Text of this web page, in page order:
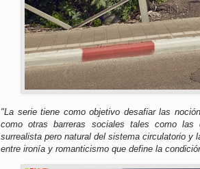
"La serie tiene como objetivo desafiar las
como otras barreras sociales tales como
surrealista pero natural del sistema circulatorio y
entre ironía y romanticismo que define la